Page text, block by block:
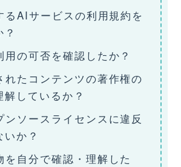
るAIサービスの利用規約を
用の可否を確認したか？
れたコンテンツの著作権の
解しているか？
ンソースライセンスに違反
いか？
を自分で確認・理解した